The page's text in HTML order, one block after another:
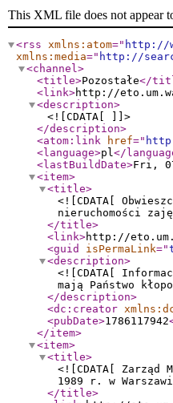
This XML file does not appear
<rss xmlns:atom=" http://
xmlns:media=" http://
<channel>
<title>Pozostałe</
<link>http://
<description>
<![CDATA[ ]]>
</description>
<atom:link
href="
<language>pl</
<lastBuildDate>Fri,
<item>
<title>
<![CDATA[
nieruchomości
</title>
<link>http://
<guid
isPermaLink="
<description>
<![CDATA[
mają Państwo
</description>
<dc:creator
<pubDate>1786117942
</item>
<item>
<title>
<![CDATA[ Zarząd
1989 r. w
</title>